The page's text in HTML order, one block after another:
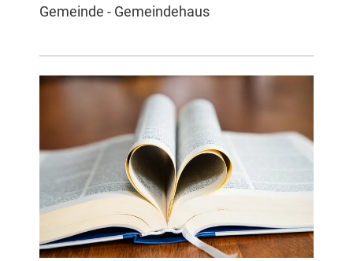
Gemeinde - Gemeindehaus